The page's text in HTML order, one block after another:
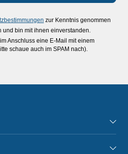
zur Kenntnis genommen
und bin mit ihnen einverstanden.
Anschluss eine E-Mail mit einem
schaue auch im SPAM nach).